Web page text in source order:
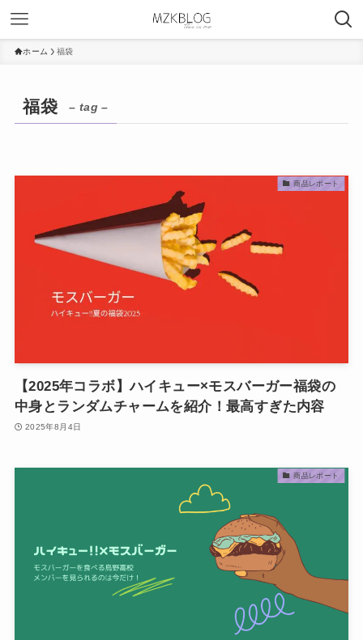
ホーム 福袋
福袋 – tag –
商品レポート
【2025年コラボ】ハイキュー×モスバーガー福袋の
中身とランダムチャームを紹介！最高すぎた内容
2025年8月4日
商品レポート